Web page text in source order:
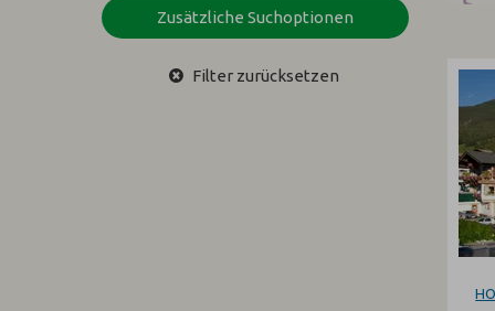
Zusätzliche Suchoptionen
Filter zurücksetzen